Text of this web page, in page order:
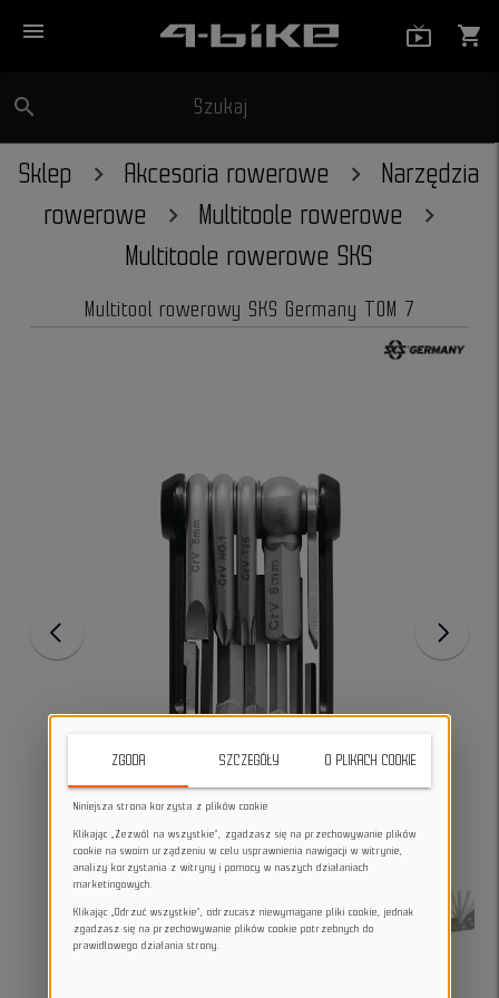
menu shopping_cart
search Szukaj
Sklep Akcesoria rowerowe
Narzędzia
rowerowe
Multitoole rowerowe
Multitoole rowerowe SKS
Multitool rowerowy SKS Germany TOM 7
ZGODA SZCZEGÓŁY O PLIKACH COOKIE
Niniejsza strona korzysta z plików cookie
Klikając „Zezwól na wszystkie”, zgadzasz się na przechowywanie plików
cookie na swoim urządzeniu w celu usprawnienia nawigacji w witrynie,
analizy korzystania z witryny i pomocy w naszych działaniach
marketingowych.
Klikając „Odrzuć wszystkie”, odrzucasz niewymagane pliki cookie, jednak
zgadzasz się na przechowywanie plików cookie potrzebnych do
prawidłowego działania strony.